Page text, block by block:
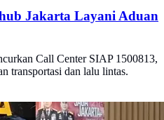
Jakarta Layani Aduan
Call Center SIAP 1500813,
transportasi dan lalu lintas.